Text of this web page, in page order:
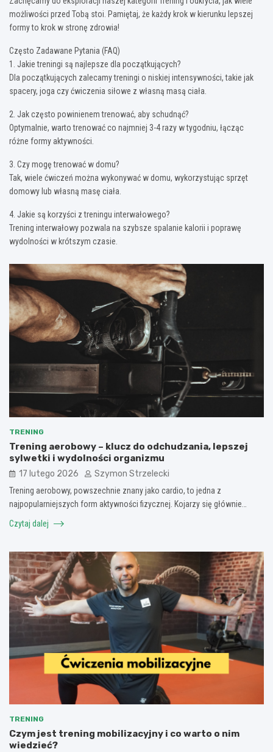
możliwości przed Tobą stoi. Pamiętaj, że każdy krok w kierunku lepszej
formy to krok w stronę zdrowia!
Często Zadawane Pytania (FAQ)
1. Jakie treningi są najlepsze dla początkujących?
Dla początkujących zalecamy treningi o niskiej intensywności, takie jak
spacery, joga czy ćwiczenia siłowe z własną masą ciała.
2. Jak często powinienem trenować, aby schudnąć?
Optymalnie, warto trenować co najmniej 3-4 razy w tygodniu, łącząc
różne formy aktywności.
3. Czy mogę trenować w domu?
Tak, wiele ćwiczeń można wykonywać w domu, wykorzystując sprzęt
domowy lub własną masę ciała.
4. Jakie są korzyści z treningu interwałowego?
Trening interwałowy pozwala na szybsze spalanie kalorii i poprawę
wydolności w krótszym czasie.
TRENING
Trening aerobowy – klucz do odchudzania, lepszej
sylwetki i wydolności organizmu
17 lutego 2026 Szymon Strzelecki
Trening aerobowy, powszechnie znany jako cardio, to jedna z
najpopularniejszych form aktywności fizycznej. Kojarzy się głównie…
Czytaj dalej
TRENING
Czym jest trening mobilizacyjny i co warto o nim
wiedzieć?